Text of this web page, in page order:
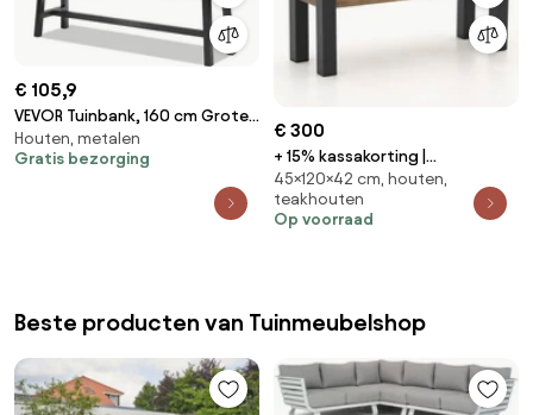
€ 105,9
VEVOR Tuinbank, 160 cm Grote
Houten Tuinbank met Metalen
Poten voor Buitengebruik,
Houten, metalen
Gratis bezorging
€ 300
+ 15% kassakorting |
Picknickbank ROUGH | Teakhout
| 2 personen | Tuinbank
Grijs/Old Teak Greywash |
45×120×42 cm, houten,
teakhouten
Op voorraad
Beste producten van Tuinmeubelshop